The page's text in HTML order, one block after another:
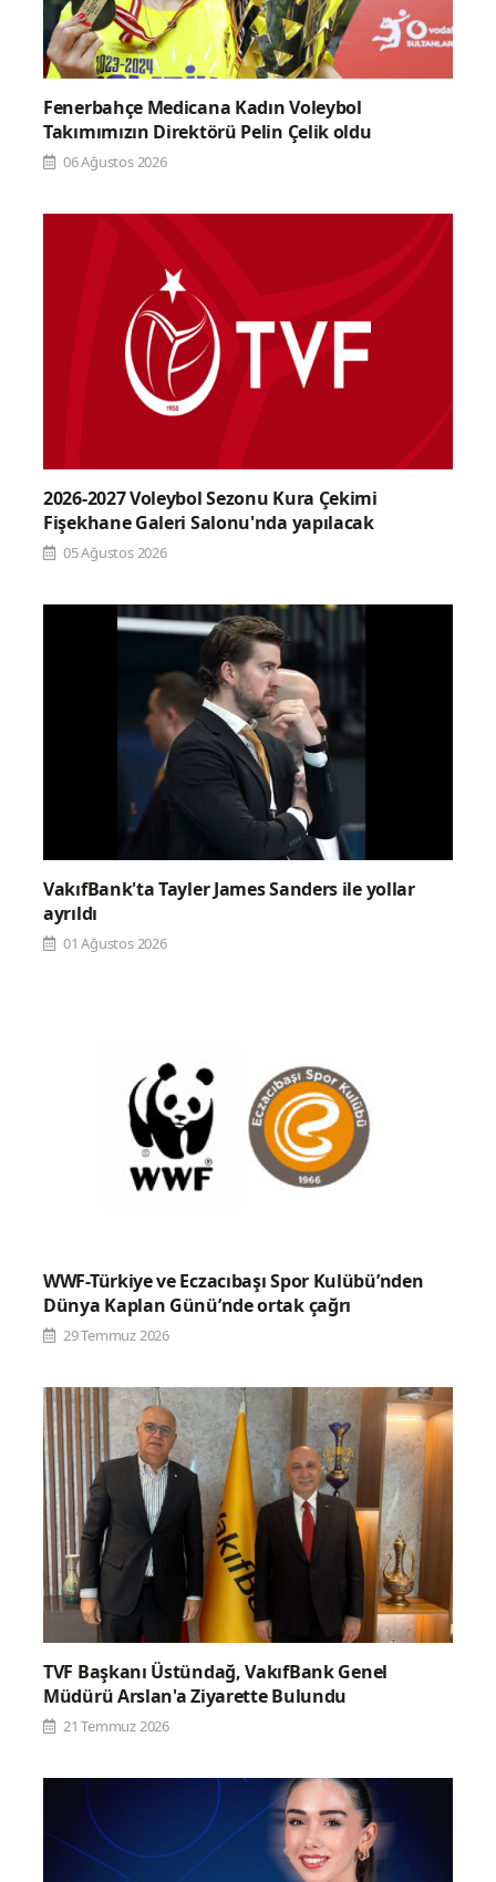
Fenerbahçe Medicana Kadın Voleybol
Takımımızın Direktörü Pelin Çelik oldu
06 Ağustos 2026
2026-2027 Voleybol Sezonu Kura Çekimi
Fişekhane Galeri Salonu'nda yapılacak
05 Ağustos 2026
VakıfBank'ta Tayler James Sanders ile yollar
ayrıldı
01 Ağustos 2026
WWF-Türkiye ve Eczacıbaşı Spor Kulübü’nden
Dünya Kaplan Günü’nde ortak çağrı
29 Temmuz 2026
TVF Başkanı Üstündağ, VakıfBank Genel
Müdürü Arslan'a Ziyarette Bulundu
21 Temmuz 2026